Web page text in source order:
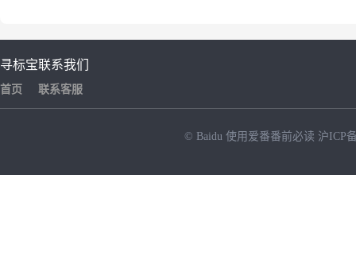
寻标宝
首页
联系我们
联系客服
© Baidu 使用爱番番前必读 沪ICP